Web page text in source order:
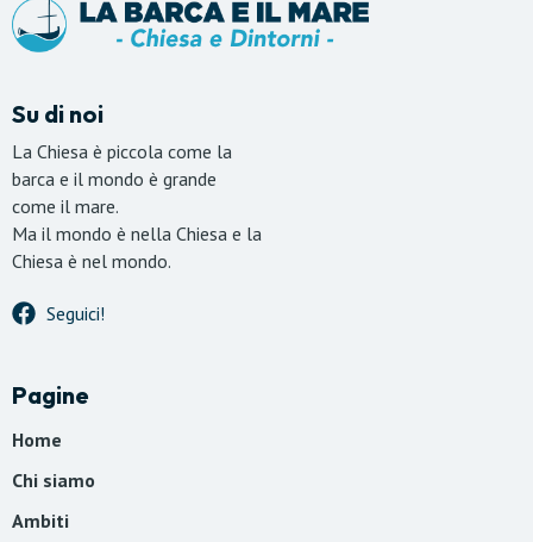
Su di noi
La Chiesa è piccola come la
barca e il mondo è grande
come il mare.
Ma il mondo è nella Chiesa e la
Chiesa è nel mondo.
Seguici!
Pagine
Home
Chi siamo
Ambiti